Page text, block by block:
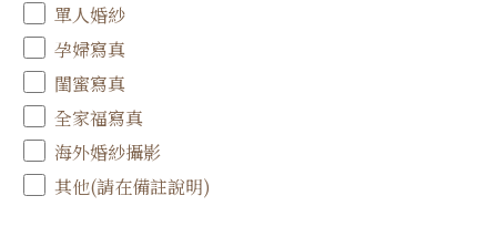
單人婚紗
孕婦寫真
閨蜜寫真
全家福寫真
海外婚紗攝影
其他(請在備註說明)